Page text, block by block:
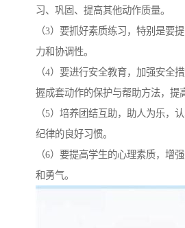
习、巩固、提高其他动作质量。
（3）要抓好素质练习，特别是要
力和协调性。
（4）要进行安全教育，加强安全
握成套动作的保护与帮助方法，提
（5）培养团结互助，助人为乐，
纪律的良好习惯。
（6）要提高学生的心理素质，增
和勇气。